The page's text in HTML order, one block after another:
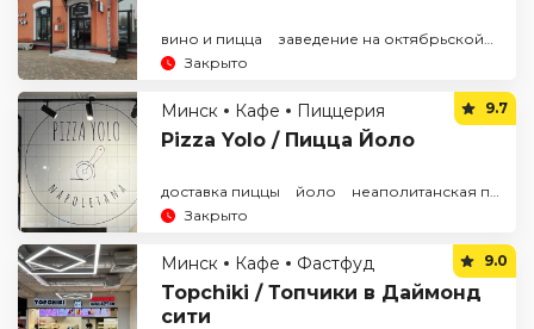
вино и пицца заведение на октябрьской
Закрыто
Минск Кафе Пиццерия
Pizza Yolo / Пицца Йоло
9.7
доставка пиццы йоло
неаполитанская пицца
Закрыто
Минск Кафе Фастфуд
Topchiki / Топчики в Даймонд
сити
9.0